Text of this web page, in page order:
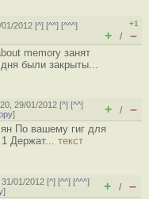
2012 [^] [^^] [^^^]
+1
+ / –
memory занят
были закрыты...
29/01/2012 [^] [^^]
] + / –
По вашему гиг для
Держат... текст
31/01/2012 [^] [^^] [^^^]
] + / –